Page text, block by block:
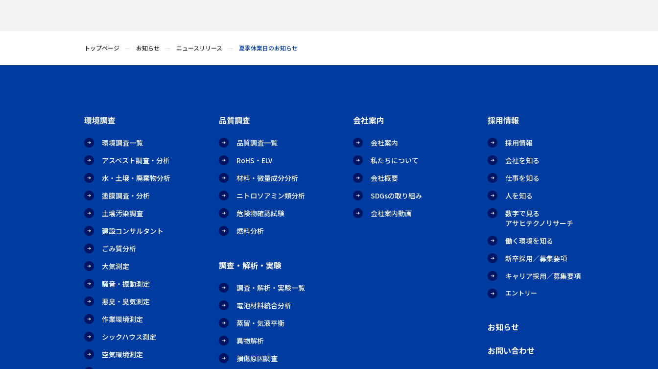
トップページ お知らせ ニュースリリース 夏季休業日のお知らせ
環境調査
環境調査一覧
アスベスト調査・分析
水・土壌・廃棄物分析
塗膜調査・分析
土壌汚染調査
建設コンサルタント
ごみ質分析
大気測定
騒音・振動測定
悪臭・臭気測定
作業環境測定
シックハウス測定
空気環境測定
品質調査
品質調査一覧
RoHS・ELV
材料・微量成分分析
ニトロソアミン類分析
危険物確認試験
燃料分析
調査・解析・実験
調査・解析・実験一覧
電池材料統合分析
蒸留・気液平衡
異物解析
損傷原因調査
会社案内
会社案内
私たちについて
会社概要
SDGsの取り組み
会社案内動画
採用情報
採用情報
会社を知る
仕事を知る
人を知る
数字で見る
アサヒテクノリサーチ
働く環境を知る
新卒採用／募集要項
キャリア採用／募集要項
エントリー
お知らせ
お問い合わせ